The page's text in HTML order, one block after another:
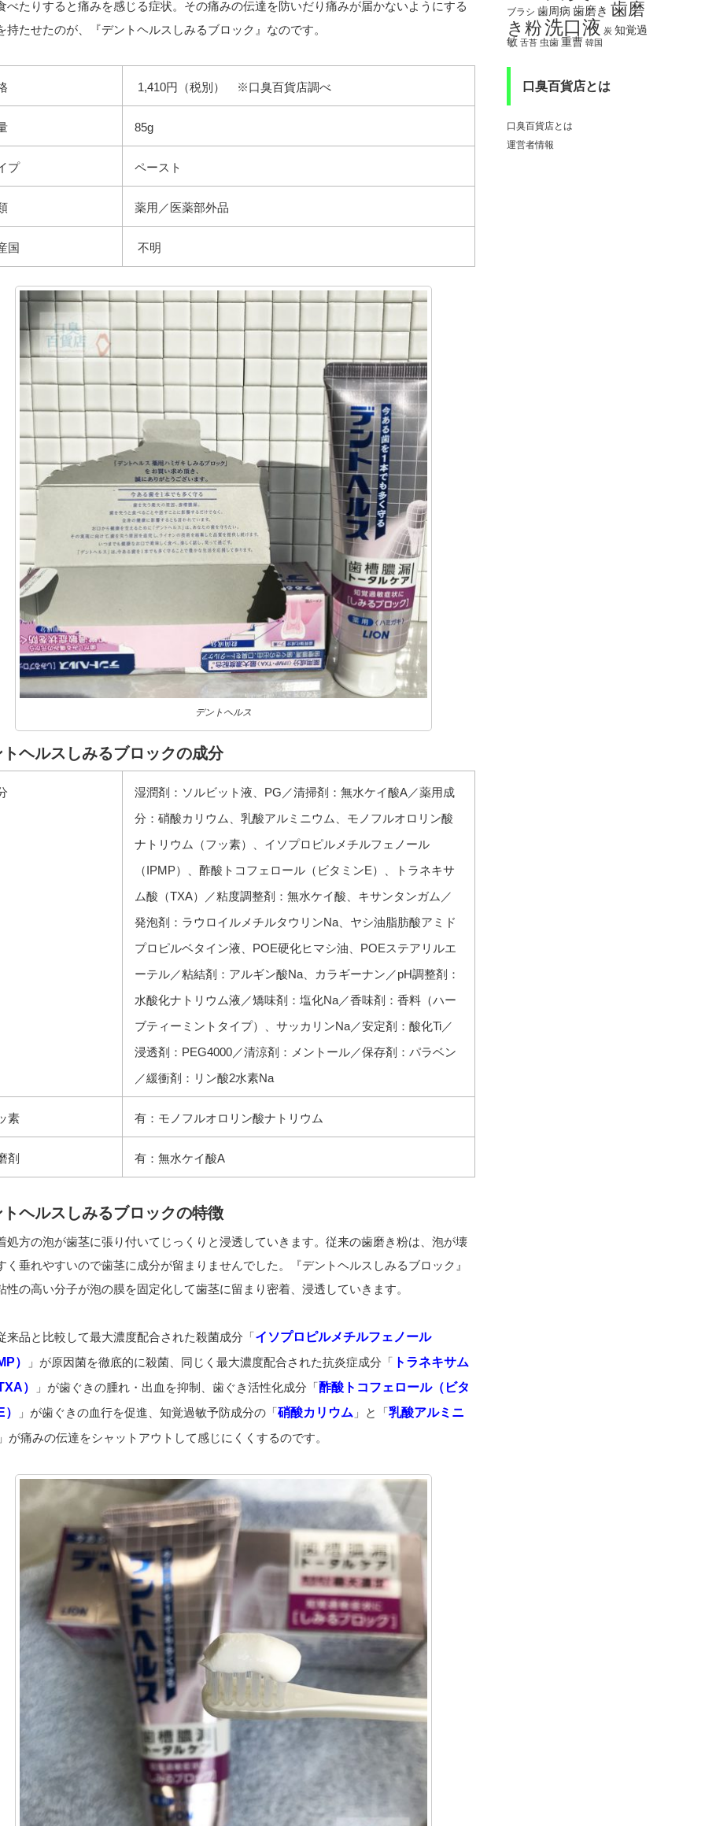
べたりすると痛みを感じる症状。その痛みの伝達を防いだり痛みが届かないようにする
持たせたのが、『デントヘルスしみるブロック』なのです。
1,410円（税別） ※口臭百貨店調べ
85g
プ ペースト
薬用／医薬部外品
国 不明
デントヘルス
ヘルスしみるブロックの成分
湿潤剤：ソルビット液、PG／清掃剤：無水ケイ酸A／薬用成
分：硝酸カリウム、乳酸アルミニウム、モノフルオロリン酸
ナトリウム（フッ素）、イソプロピルメチルフェノール
（IPMP）、酢酸トコフェロール（ビタミンE）、トラネキサ
ム酸（TXA）／粘度調整剤：無水ケイ酸、キサンタンガム／
発泡剤：ラウロイルメチルタウリンNa、ヤシ油脂肪酸アミド
プロピルベタイン液、POE硬化ヒマシ油、POEステアリルエ
ーテル／粘結剤：アルギン酸Na、カラギーナン／pH調整剤：
水酸化ナトリウム液／矯味剤：塩化Na／香味剤：香料（ハー
ブティーミントタイプ）、サッカリンNa／安定剤：酸化Ti／
浸透剤：PEG4000／清涼剤：メントール／保存剤：パラベン
／緩衝剤：リン酸2水素Na
素 有：モノフルオロリン酸ナトリウム
剤 有：無水ケイ酸A
ヘルスしみるブロックの特徴
処方の泡が歯茎に張り付いてじっくりと浸透していきます。従来の歯磨き粉は、泡が壊
く垂れやすいので歯茎に成分が留まりませんでした。『デントヘルスしみるブロック』
性の高い分子が泡の膜を固定化して歯茎に留まり密着、浸透していきます。
来品と比較して最大濃度配合された殺菌成分「イソプロピルメチルフェノール
）
」が原因菌を徹底的に殺菌、同じく最大濃度配合された抗炎症成分「 トラネキサム
）
」が歯ぐきの腫れ・出血を抑制、歯ぐき活性化成分「酢酸トコフェロール（ビタ
」が歯ぐきの血行を促進、知覚過敏予防成分の「硝酸カリウム 」と「乳酸アルミニ
が痛みの伝達をシャットアウトして感じにくくするのです。
ブラシ 歯周病 歯磨き 歯磨
き粉洗口液 炭 知覚過
敏 舌苔 虫歯 重曹 韓国
口臭百貨店とは
口臭百貨店とは
運営者情報